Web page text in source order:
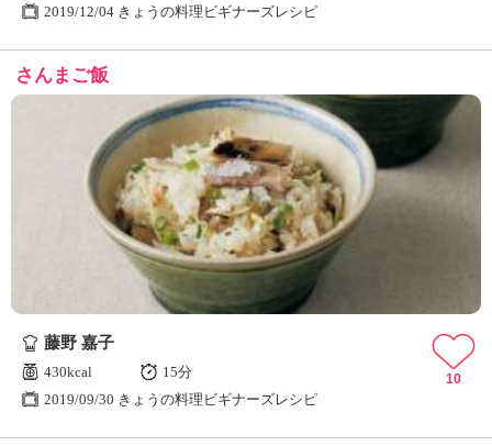
2019/12/04 きょうの料理ビギナーズレシピ
さんまご飯
藤野 嘉子
430kcal
15分
2019/09/30 きょうの料理ビギナーズレシピ
10